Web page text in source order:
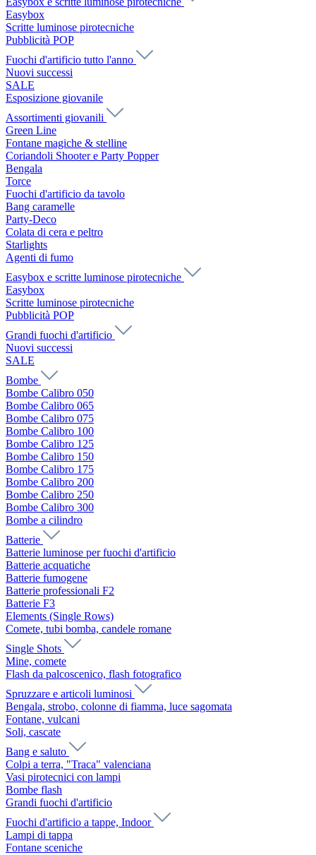
Easybox
Scritte luminose pirotecniche
Pubblicità POP
Fuochi d'artificio tutto l'anno
Nuovi successi
SALE
Esposizione giovanile
Assortimenti giovanili
Green Line
Fontane magiche & stelline
Coriandoli Shooter e Party Popper
Bengala
Torce
Fuochi d'artificio da tavolo
Bang caramelle
Party-Deco
Colata di cera e peltro
Starlights
Agenti di fumo
Easybox e scritte luminose pirotecniche
Easybox
Scritte luminose pirotecniche
Pubblicità POP
Grandi fuochi d'artificio
Nuovi successi
SALE
Bombe
Bombe Calibro 050
Bombe Calibro 065
Bombe Calibro 075
Bombe Calibro 100
Bombe Calibro 125
Bombe Calibro 150
Bombe Calibro 175
Bombe Calibro 200
Bombe Calibro 250
Bombe Calibro 300
Bombe a cilindro
Batterie
Batterie luminose per fuochi d'artificio
Batterie acquatiche
Batterie fumogene
Batterie professionali F2
Batterie F3
Elements (Single Rows)
Comete, tubi bomba, candele romane
Single Shots
Mine, comete
Flash da palcoscenico, flash fotografico
Spruzzare e articoli luminosi
Bengala, strobo, colonne di fiamma, luce sagomata
Fontane, vulcani
Soli, cascate
Bang e saluto
Colpi a terra, "Traca" valenciana
Vasi pirotecnici con lampi
Bombe flash
Grandi fuochi d'artificio
Fuochi d'artificio a tappe, Indoor
Lampi di tappa
Fontane sceniche